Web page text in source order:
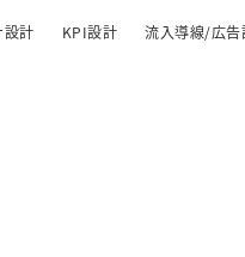
設計 KPI設計 流入導線/広告